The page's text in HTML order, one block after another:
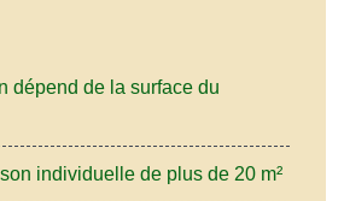
dépend de la surface du
individuelle de plus de 20 m²